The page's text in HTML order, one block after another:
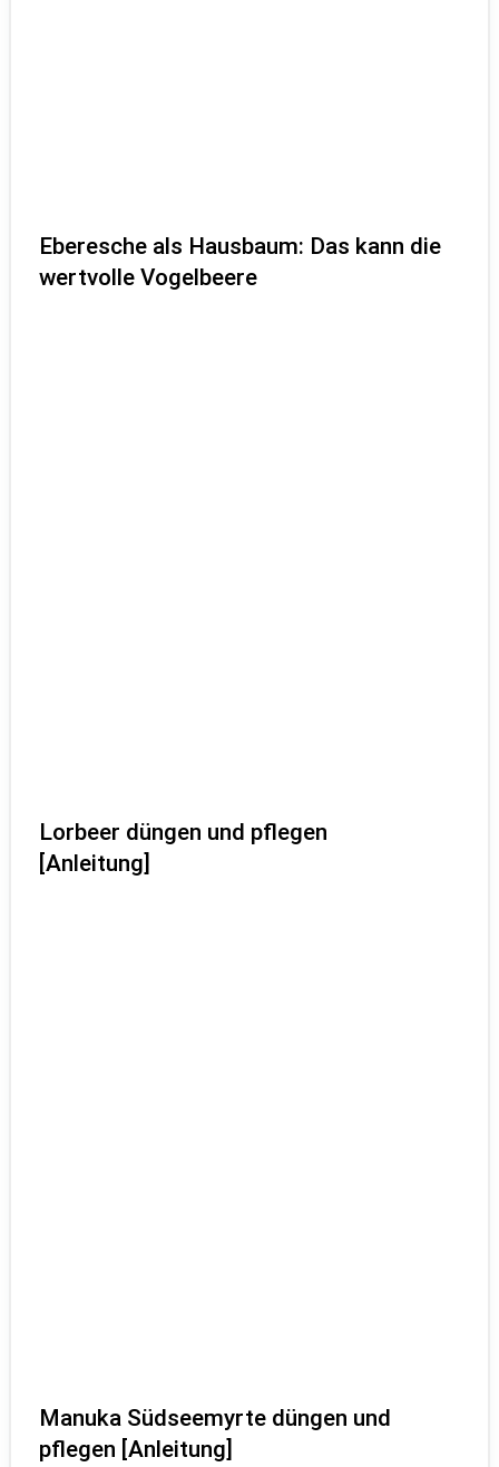
Eberesche als Hausbaum: Das kann die
wertvolle Vogelbeere
Lorbeer düngen und pflegen
[Anleitung]
Manuka Südseemyrte düngen und
pflegen [Anleitung]